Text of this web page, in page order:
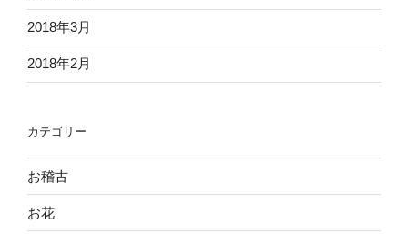
2018年3月
2018年2月
カテゴリー
お稽古
お花